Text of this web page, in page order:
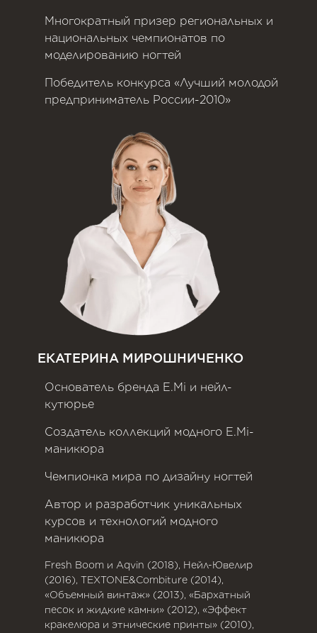
Многократный призер региональных и
национальных чемпионатов по
моделированию ногтей
Победитель конкурса «Лучший молодой
предприниматель России-2010»
ЕКАТЕРИНА МИРОШНИЧЕНКО
Основатель бренда E.Mi и нейл-
кутюрье
Создатель коллекций модного E.Mi-
маникюра
Чемпионка мира по дизайну ногтей
Автор и разработчик уникальных
курсов и технологий модного
маникюра
Fresh Boom и Aqvin (2018), Нейл-Ювелир
(2016), TEXTONE&Combiture (2014),
«Объемный винтаж» (2013), «Бархатный
песок и жидкие камни» (2012), «Эффект
кракелюра и этнические принты» (2010),